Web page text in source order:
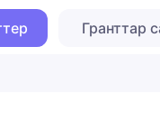
Гранттар